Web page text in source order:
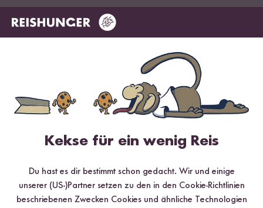
Digitales Rezeptbuch per E-Mail
✔️ 25 leckere Rezepte aus unseren bunten Kochwelten
Kekse für ein wenig Reis
Du hast es dir bestimmt schon gedacht. Wir und einige
unserer (US-)Partner setzen zu den in den Cookie-Richtlinien
beschriebenen Zwecken Cookies und ähnliche Technologien